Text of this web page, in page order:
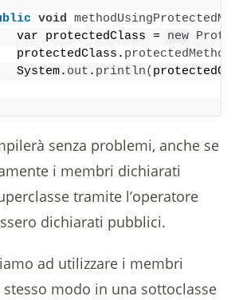
void
var protectedClass =
new
protectedClass.
protectedMethod
System.
out . println(
senza problemi, anche se
i membri dichiarati
tramite l’operatore
dichiarati pubblici.
ad utilizzare i membri
stesso modo in una sottoclasse